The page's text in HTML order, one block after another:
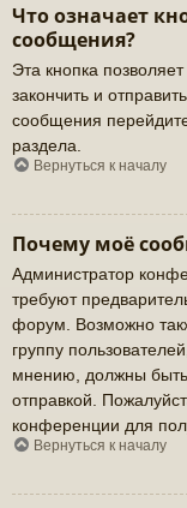
Что означает
сообщения?
Эта кнопка
закончить и
сообщения
раздела.
Вернуться к началу
Почему моё
Администратор
требуют
форум. Возможно
группу
мнению, должны
отправкой.
конференции для
Вернуться к началу